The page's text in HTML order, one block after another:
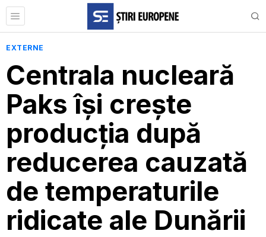
EXTERNE
Centrala nucleară
Paks își crește
producția după
reducerea cauzată
de temperaturile
ridicate ale Dunării